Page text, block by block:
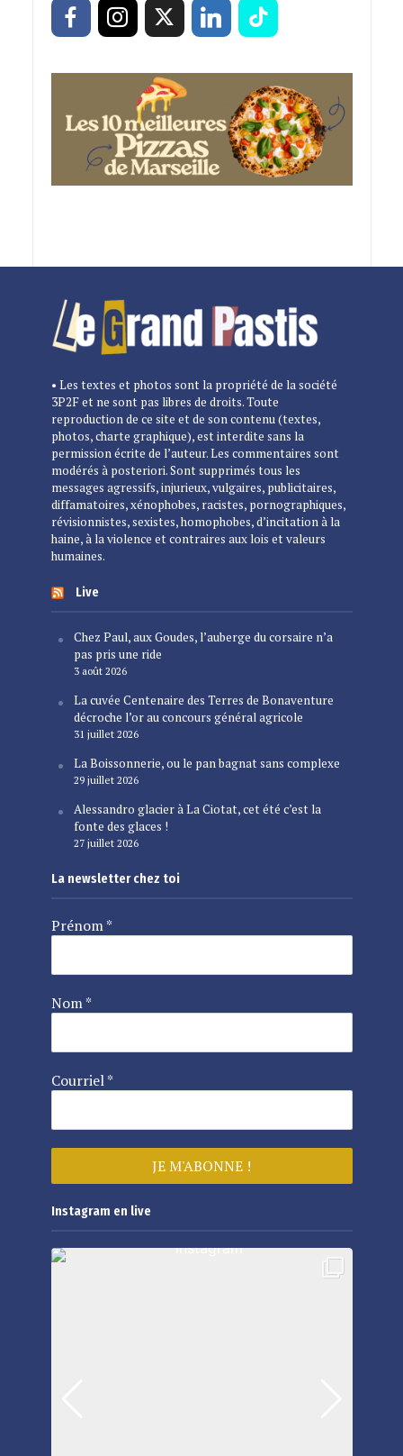
• Les textes et photos sont la propriété de la société
3P2F et ne sont pas libres de droits. Toute
reproduction de ce site et de son contenu (textes,
photos, charte graphique), est interdite sans la
permission écrite de l’auteur. Les commentaires sont
modérés à posteriori. Sont supprimés tous les
messages agressifs, injurieux, vulgaires, publicitaires,
diffamatoires, xénophobes, racistes, pornographiques,
révisionnistes, sexistes, homophobes, d’incitation à la
haine, à la violence et contraires aux lois et valeurs
humaines.
Live
Chez Paul, aux Goudes, l’auberge du corsaire n’a
pas pris une ride
3 août 2026
La cuvée Centenaire des Terres de Bonaventure
décroche l’or au concours général agricole
31 juillet 2026
La Boissonnerie, ou le pan bagnat sans complexe
29 juillet 2026
Alessandro glacier à La Ciotat, cet été c’est la
fonte des glaces !
27 juillet 2026
La newsletter chez toi
Prénom*
Nom*
Courriel*
Instagram en live